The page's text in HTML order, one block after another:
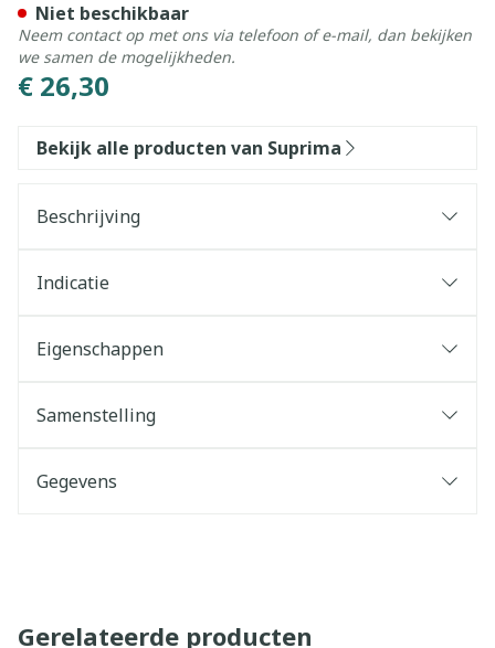
€ 26,30
Niet beschikbaar
Neem contact op met ons via telefoon of e-mail, dan bekijken
we samen de mogelijkheden.
Bekijk alle producten van Suprima
Beschrijving
Indicatie
Eigenschappen
Samenstelling
Gegevens
Gerelateerde producten